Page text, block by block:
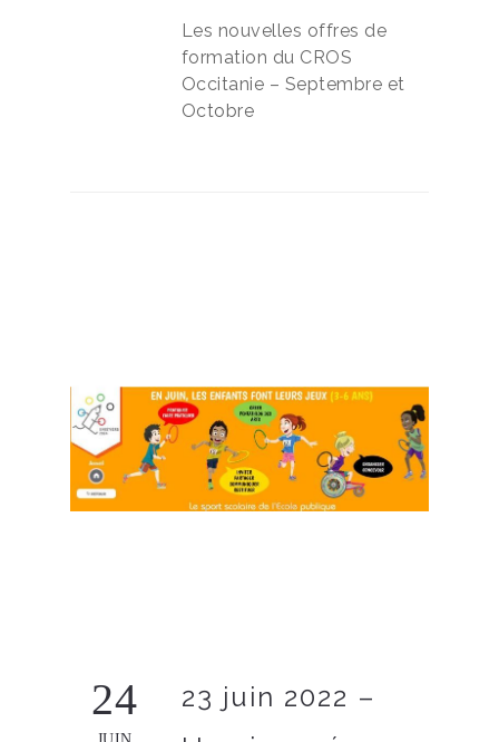
Les nouvelles offres de
formation du CROS
Occitanie – Septembre et
Octobre
24
23 juin 2022 –